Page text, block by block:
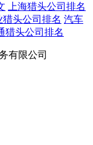
上海猎头公司排名
头公司排名 汽车
猎头公司排名
有限公司